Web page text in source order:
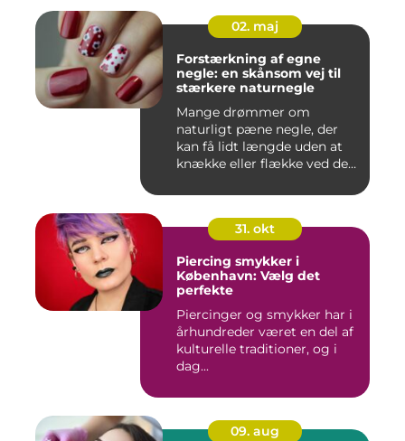
02. maj
Forstærkning af egne
negle: en skånsom vej til
stærkere naturnegle
Mange drømmer om
naturligt pæne negle, der
kan få lidt længde uden at
knække eller flække ved den
31. okt
Piercing smykker i
København: Vælg det
perfekte
Piercinger og smykker har i
århundreder været en del af
kulturelle traditioner, og i
dag...
09. aug